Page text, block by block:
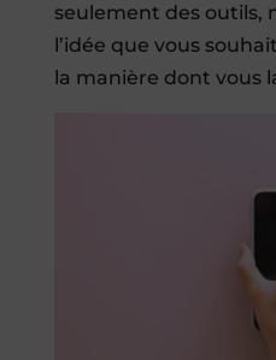
seulement des outils,
l’idée que vous
la manière dont vous